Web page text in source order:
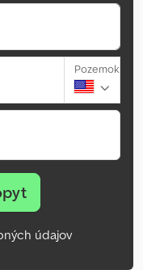
Pozemok
údajov